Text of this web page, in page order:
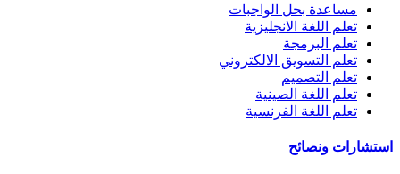
مساعدة بحل الواجبات
تعلم اللغة الانجليزية
تعلم البرمجة
تعلم التسويق الالكتروني
تعلم التصميم
تعلم اللغة الصينية
تعلم اللغة الفرنسية
استشارات ونصائح